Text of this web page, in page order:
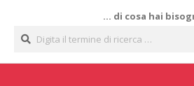
contenuto
… di cosa hai